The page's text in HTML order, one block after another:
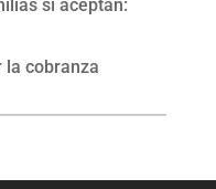
sí aceptan:
la cobranza